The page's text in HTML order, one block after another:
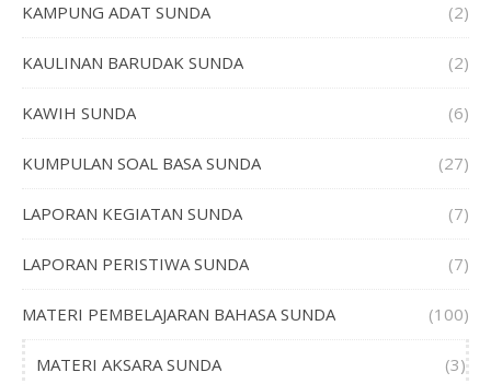
KAMPUNG ADAT SUNDA (2)
KAULINAN BARUDAK SUNDA (2)
KAWIH SUNDA (6)
KUMPULAN SOAL BASA SUNDA (27)
LAPORAN KEGIATAN SUNDA (7)
LAPORAN PERISTIWA SUNDA (7)
MATERI PEMBELAJARAN BAHASA SUNDA (100)
MATERI AKSARA SUNDA (3)